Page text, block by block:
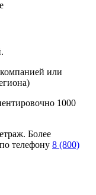
или
1000
Более
телефону 8 (800)